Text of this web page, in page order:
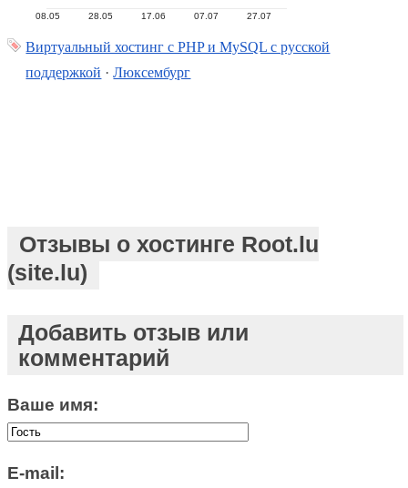
08.05 28.05 17.06 07.07 27.07
Виртуальный хостинг c PHP и MySQL с русской
поддержкой ·Люксембург
Отзывы о хостинге Root.lu
(site.lu)
Добавить отзыв или
комментарий
Ваше имя:
E-mail: